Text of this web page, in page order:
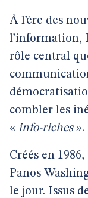
À l’ère des
l’information,
rôle central
combler les
« info-riches».
Créés en
Panos
le jour. Issus